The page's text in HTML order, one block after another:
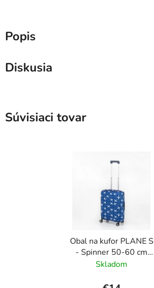
Popis
Diskusia
Súvisiaci tovar
Obal na kufor PLANE S
- Spinner 50-60 cm
Modrá
Skladom